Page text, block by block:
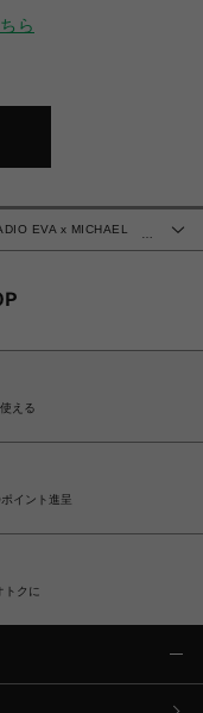
ら
EVA x MICHAEL
える
イント進呈
トクに